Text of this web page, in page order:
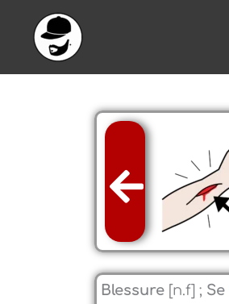
contenu
Blessure [n.f] ; Se